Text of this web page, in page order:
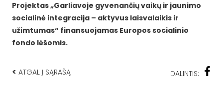
Projektas „Garliavoje gyvenančių vaikų ir jaunimo
socialinė integracija – aktyvus laisvalaikis ir
užimtumas“ finansuojamas Europos socialinio
fondo lėšomis.
< ATGAL Į SĄRAŠĄ DALINTIS: